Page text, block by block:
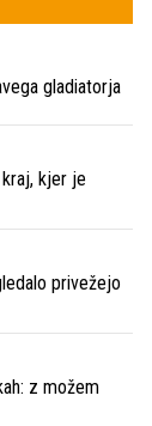
gladiatorja
kjer je
privežejo
z možem